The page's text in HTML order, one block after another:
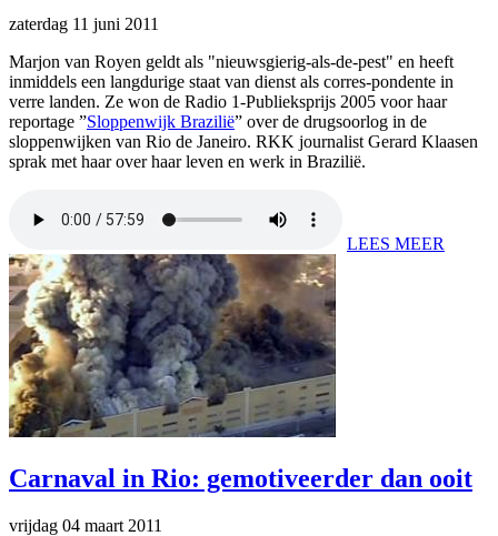
zaterdag 11 juni 2011
Marjon van Royen geldt als "nieuwsgierig-als-de-pest" en heeft
inmiddels een langdurige staat van dienst als corres-pondente in
verre landen. Ze won de Radio 1-Publieksprijs 2005 voor haar
reportage ”Sloppenwijk Brazilië” over de drugsoorlog in de
sloppenwijken van Rio de Janeiro. RKK journalist Gerard Klaasen
sprak met haar over haar leven en werk in Brazilië.
LEES MEER
Carnaval in Rio: gemotiveerder dan ooit
vrijdag 04 maart 2011